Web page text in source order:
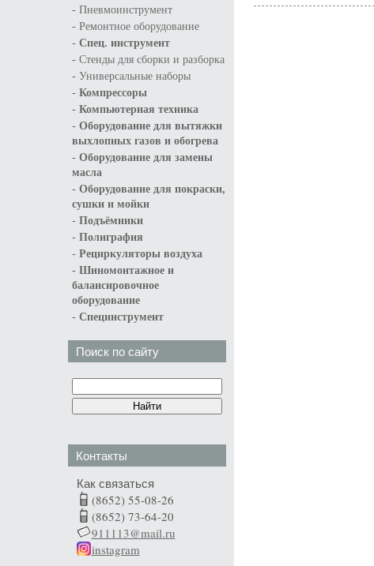
- Пневмоинструмент
- Ремонтное оборудование
- Спец. инструмент
- Стенды для сборки и разборка
- Универсальные наборы
- Компрессоры
- Компьютерная техника
- Оборудование для вытяжки
выхлопных газов и обогрева
- Оборудование для замены
масла
- Оборудование для покраски,
сушки и мойки
- Подъёмники
- Полиграфия
- Рециркуляторы воздуха
- Шиномонтажное и
балансировочное
оборудование
- Специнструмент
Поиск по сайту
Контакты
Как связаться
(8652) 55-08-26
(8652) 73-64-20
911113@mail.ru
instagram